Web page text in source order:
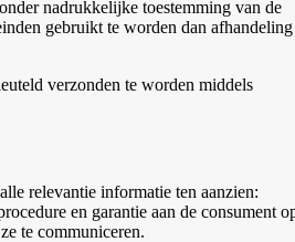
nadrukkelijke toestemming van de
gebruikt te worden dan afhandeling
verzonden te worden middels
relevantie informatie ten aanzien:
en garantie aan de consument
te communiceren.